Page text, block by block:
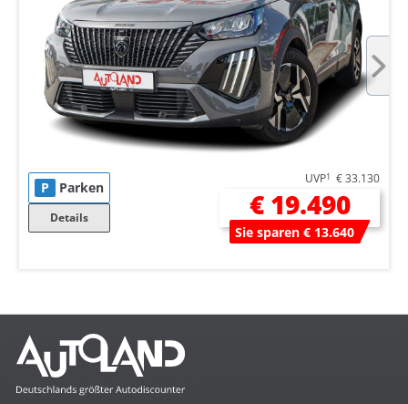
P Parken
Details
UVP1 € 33.130
€ 19.490
Sie sparen € 13.640